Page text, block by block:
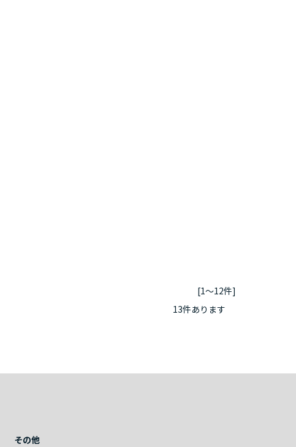
[1～12件]
13件あります
その他